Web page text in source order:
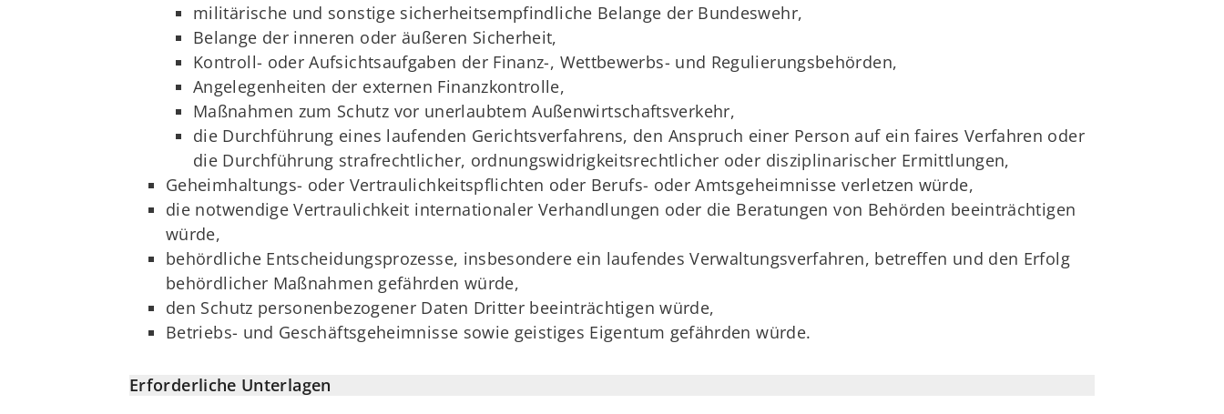
militärische und sonstige sicherheitsempfindliche Belange der Bundeswehr,
Belange der inneren oder äußeren Sicherheit,
Kontroll- oder Aufsichtsaufgaben der Finanz-, Wettbewerbs- und Regulierungsbehörden,
Angelegenheiten der externen Finanzkontrolle,
Maßnahmen zum Schutz vor unerlaubtem Außenwirtschaftsverkehr,
die Durchführung eines laufenden Gerichtsverfahrens, den Anspruch einer Person auf ein faires Verfahren oder
die Durchführung strafrechtlicher, ordnungswidrigkeitsrechtlicher oder disziplinarischer Ermittlungen,
Geheimhaltungs- oder Vertraulichkeitspflichten oder Berufs- oder Amtsgeheimnisse verletzen würde,
die notwendige Vertraulichkeit internationaler Verhandlungen oder die Beratungen von Behörden beeinträchtigen
würde,
behördliche Entscheidungsprozesse, insbesondere ein laufendes Verwaltungsverfahren, betreffen und den Erfolg
behördlicher Maßnahmen gefährden würde,
den Schutz personenbezogener Daten Dritter beeinträchtigen würde,
Betriebs- und Geschäftsgeheimnisse sowie geistiges Eigentum gefährden würde.
Erforderliche Unterlagen